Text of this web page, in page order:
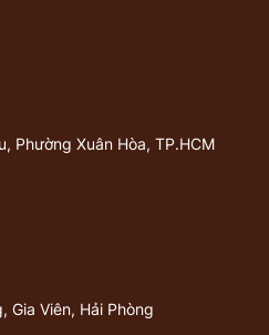
Phường Xuân Hòa, TP.HCM
Gia Viên, Hải Phòng